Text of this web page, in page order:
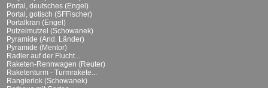
Portal, deutsches (Engel)
Portal, gotisch (SFFischer)
Portalkran (Engel)
Putzelmutzel (Schowanek)
Pyramide (And. Länder)
Pyramide (Mentor)
Radler auf der Flucht...
Raketen-Rennwagen (Reuter)
Raketenturm - Turmrakete...
Rangierlok (Schowanek)